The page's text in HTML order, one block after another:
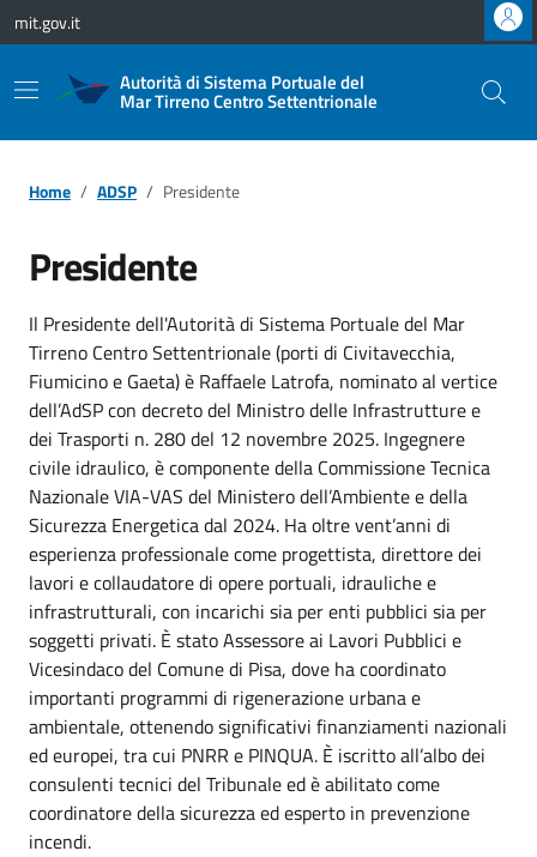
Vai ai contenuti
Vai al footer
mit.gov.it
Autorità di Sistema Portuale del
Mar Tirreno Centro Settentrionale
Home ADSP Presidente
Presidente
Il Presidente dell'Autorità di Sistema Portuale del Mar
Tirreno Centro Settentrionale (porti di Civitavecchia,
Fiumicino e Gaeta) è Raffaele Latrofa, nominato al vertice
dell’AdSP con decreto del Ministro delle Infrastrutture e
dei Trasporti n. 280 del 12 novembre 2025. Ingegnere
civile idraulico, è componente della Commissione Tecnica
Nazionale VIA-VAS del Ministero dell’Ambiente e della
Sicurezza Energetica dal 2024. Ha oltre vent’anni di
esperienza professionale come progettista, direttore dei
lavori e collaudatore di opere portuali, idrauliche e
infrastrutturali, con incarichi sia per enti pubblici sia per
soggetti privati. È stato Assessore ai Lavori Pubblici e
Vicesindaco del Comune di Pisa, dove ha coordinato
importanti programmi di rigenerazione urbana e
ambientale, ottenendo significativi finanziamenti nazionali
ed europei, tra cui PNRR e PINQUA. È iscritto all’albo dei
consulenti tecnici del Tribunale ed è abilitato come
coordinatore della sicurezza ed esperto in prevenzione
incendi.